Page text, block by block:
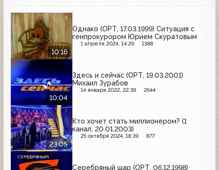
10:16
Однако (ОРТ, 17.03.1999) Ситуация с
генпрокурором Юрием Скуратовым
1 апреля 2024, 14:29 1388
10:04
Здесь и сейчас (ОРТ, 19.03.2001)
Михаил Зурабов
14 января 2022, 22:39 2644
23:05
Кто хочет стать миллионером? (1
канал, 20.01.2003)
25 октября 2024, 18:39 877
Серебряный шар (ОРТ, 06.12.1998)